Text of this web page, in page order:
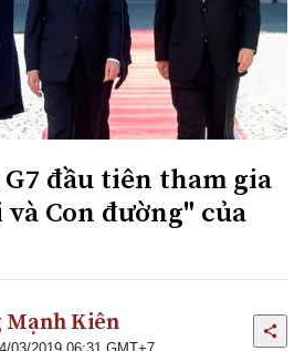
đầu tiên tham gia
Con đường" của
Kiên